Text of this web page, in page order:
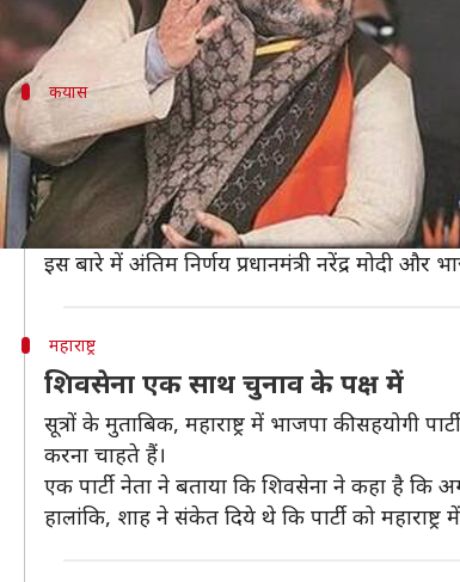
इंडियन एक्सप्रेस
कयास
प्रधानमंत्री मोदी और अमित शाह लेंगे
कहा जा रहा है कि महाराष्ट्र और झारखंड की
को फायदा मिल सकता है।
हरियाणा और महाराष्ट्र में अक्तूबर और झारखंड मेें
इस बारे में अंतिम निर्णय प्रधानमंत्री नरेंद्र मोदी और
महाराष्ट्र
शिवसेना एक साथ चुनाव के पक्ष में
सूत्रों के मुताबिक, महाराष्ट्र में भाजपा की
करना चाहते हैं।
एक पार्टी नेता ने बताया कि शिवसेना ने कहा है
हालांकि, शाह ने संकेत दिये थे कि पार्टी को